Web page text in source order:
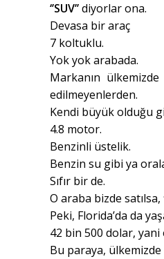
‘’SUV’’diyorlar ona.
Devasa bir araç
7 koltuklu.
Yok yok arabada.
Markanın ülkemizde
edilmeyenlerden.
Kendi büyük olduğu
4.8 motor.
Benzinli üstelik.
Benzin su gibi ya
Sıfır bir de.
O araba bizde
Peki, Florida’da da
42 bin 500 dolar,
Bu paraya,